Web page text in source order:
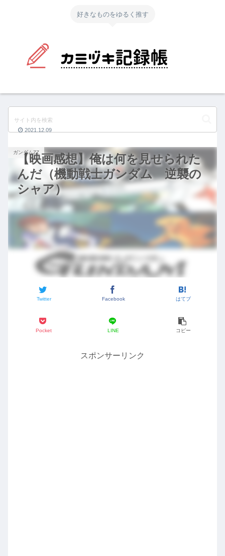
好きなものをゆるく推す
【映画感想】俺は何を見せられた
んだ（機動戦士ガンダム 逆襲の
シャア）
ガンダムZZ
Twitter Facebook はてブ
Pocket LINE コピー
2021.12.09
スポンサーリンク